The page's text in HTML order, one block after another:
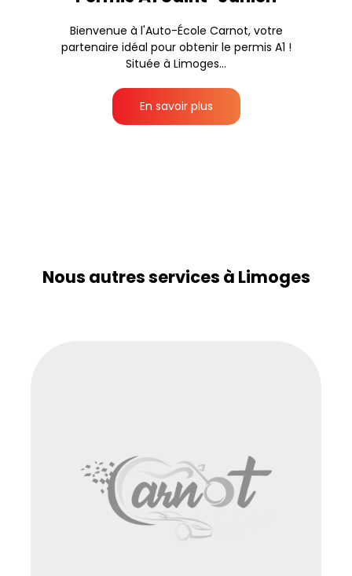
Bienvenue à l'Auto-École Carnot, votre
partenaire idéal pour obtenir le permis A1 !
Située à Limoges...
En savoir plus
Nous autres services à Limoges